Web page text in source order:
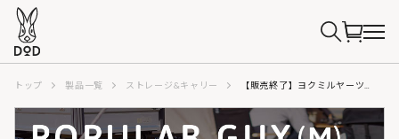
トップ 製品一覧 ストレージ&キャリー 【販売終了】ヨクミルヤーツM（カーキ） CX2-741-KH